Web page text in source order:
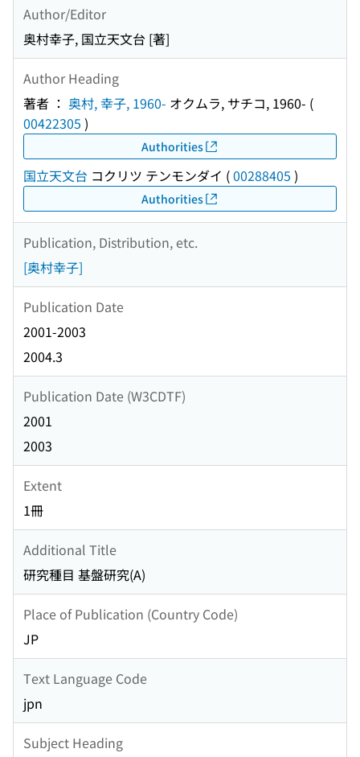
Author/Editor
奥村幸子, 国立天文台 [著]
Author Heading
著者 ： 奥村, 幸子, 1960- オクムラ, サチコ, 1960- (
00422305 )
Authorities
国立天文台 コクリツ テンモンダイ (00288405 )
Authorities
Publication, Distribution, etc.
[奥村幸子]
Publication Date
2001-2003
2004.3
Publication Date (W3CDTF)
2001
2003
Extent
1冊
Additional Title
研究種目 基盤研究(A)
Place of Publication (Country Code)
JP
Text Language Code
jpn
Subject Heading